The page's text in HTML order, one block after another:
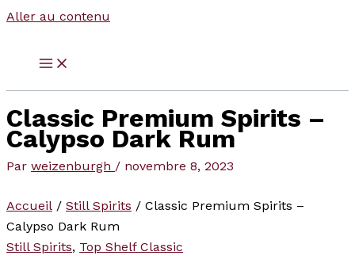
Aller au contenu
Classic Premium Spirits –
Calypso Dark Rum
Par weizenburgh / novembre 8, 2023
Accueil / Still Spirits / Classic Premium Spirits –
Calypso Dark Rum
Still Spirits, Top Shelf Classic